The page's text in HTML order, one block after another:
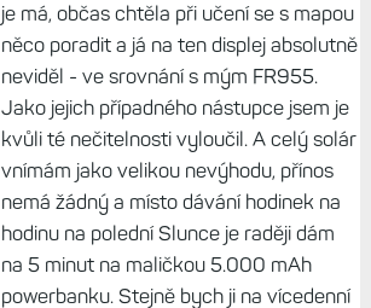
je má, občas chtěla při učení se s mapou
něco poradit a já na ten displej absolutně
neviděl - ve srovnání s mým FR955.
Jako jejich případného nástupce jsem je
kvůli té nečitelnosti vyloučil. A celý solár
vnímám jako velikou nevýhodu, přínos
nemá žádný a místo dávání hodinek na
hodinu na polední Slunce je raději dám
na 5 minut na maličkou 5.000 mAh
powerbanku. Stejně bych ji na vícedenní